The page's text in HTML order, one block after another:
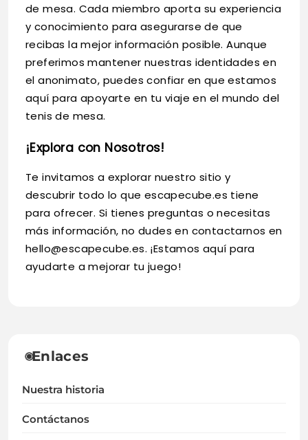
de mesa. Cada miembro aporta su experiencia
y conocimiento para asegurarse de que
recibas la mejor información posible. Aunque
preferimos mantener nuestras identidades en
el anonimato, puedes confiar en que estamos
aquí para apoyarte en tu viaje en el mundo del
tenis de mesa.
¡Explora con Nosotros!
Te invitamos a explorar nuestro sitio y
descubrir todo lo que escapecube.es tiene
para ofrecer. Si tienes preguntas o necesitas
más información, no dudes en contactarnos en
hello@escapecube.es. ¡Estamos aquí para
ayudarte a mejorar tu juego!
Enlaces
Nuestra historia
Contáctanos